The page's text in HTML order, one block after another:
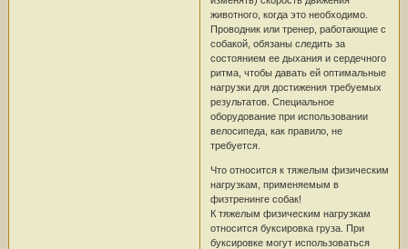
животного, когда это необходимо.
Проводник или тренер, работающие с
собакой, обязаны следить за
состоянием ее дыхания и сердечного
ритма, чтобы давать ей оптимальные
нагрузки для достижения требуемых
результатов. Специальное
оборудование при использовании
велосипеда, как правило, не
требуется.
Что относится к тяжелым физическим
нагрузкам, применяемым в
физтренинге собак!
К тяжелым физическим нагрузкам
относится буксировка груза. При
буксировке могут использоваться